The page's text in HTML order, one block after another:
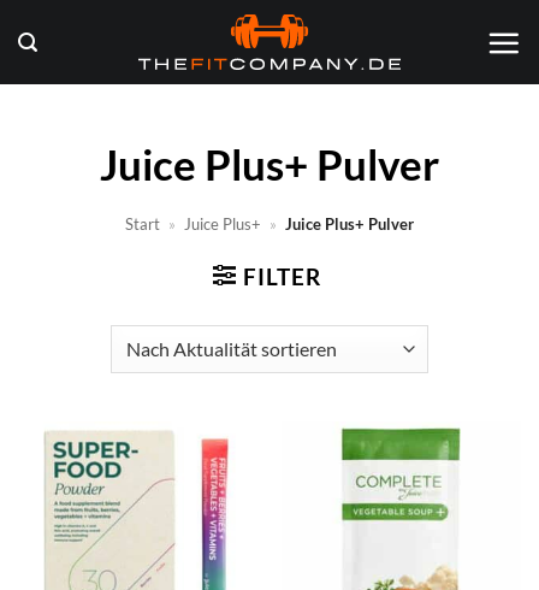
Inhalt
springen
Juice Plus+ Pulver
Start » Juice Plus+ » Juice Plus+ Pulver
FILTER